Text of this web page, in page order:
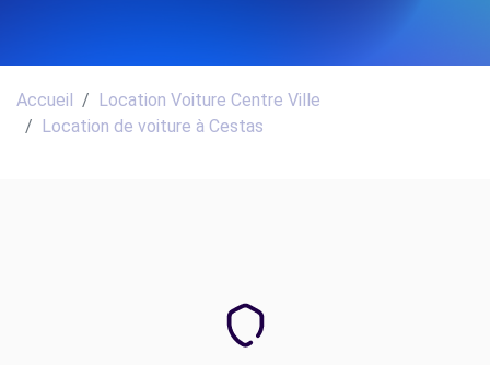
Accueil
Location Voiture Centre Ville
Location de voiture à Cestas